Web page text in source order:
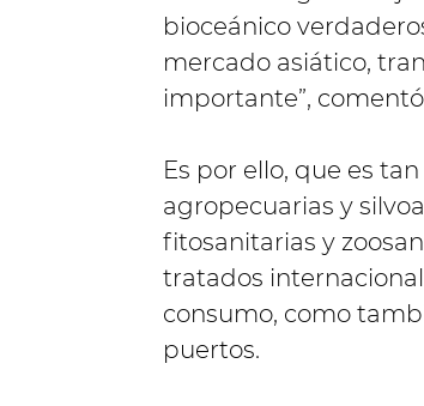
bioceánico
mercado asiático,
importante”,
Es por ello, que es
agropecuarias y
fitosanitarias y
tratados
consumo, como
puertos.